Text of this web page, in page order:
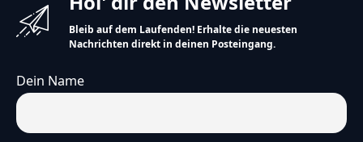
Wir freuen uns überdein Feedback.
Bleib auf dem Laufenden! Erhalte die neuesten
Nachrichten direkt in deinen Posteingang.
Dein Name